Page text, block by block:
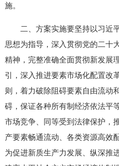
施。
二、方案实施要坚持以习近平
思想为指导，深入贯彻党的二十
精神，完整准确全面贯彻新发展
引，深入推进要素市场化配置改
则，着力破除阻碍要素自由流动
碍，保证各种所有制经济依法平
市场竞争、同等受到法律保护，
产要素畅通流动、各类资源高效
为促进新质生产力发展、纵深推